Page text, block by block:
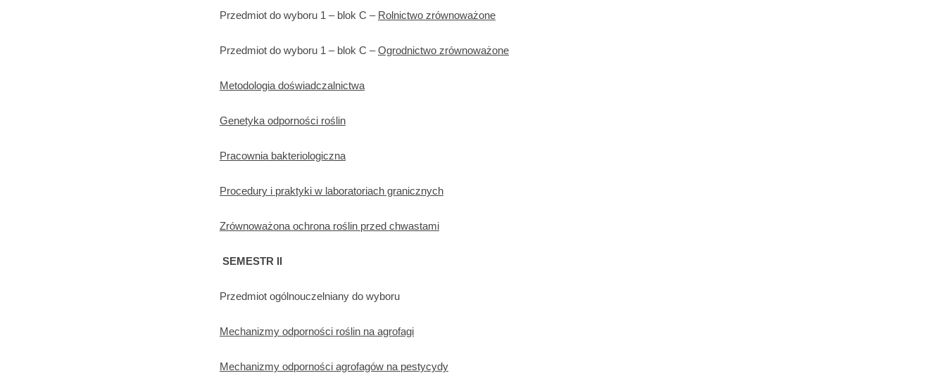
Przedmiot do wyboru 1 – blok C – Rolnictwo zrównoważone
Przedmiot do wyboru 1 – blok C –Ogrodnictwo zrównoważone
Metodologia doświadczalnictwa
Genetyka odporności roślin
Pracownia bakteriologiczna
Procedury i praktyki w laboratoriach granicznych
Zrównoważona ochrona roślin przed chwastami
SEMESTR II
Przedmiot ogólnouczelniany do wyboru
Mechanizmy odporności roślin na agrofagi
Mechanizmy odporności agrofagów na pestycydy